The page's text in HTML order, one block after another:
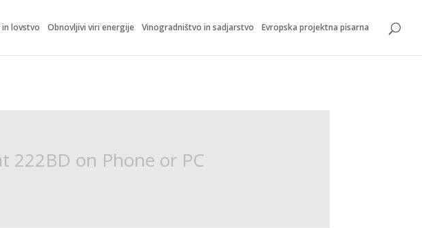
in lovstvo Obnovljivi viri energije Vinogradništvo in sadjarstvo Evropska projektna pisarna
222BD on Phone or PC